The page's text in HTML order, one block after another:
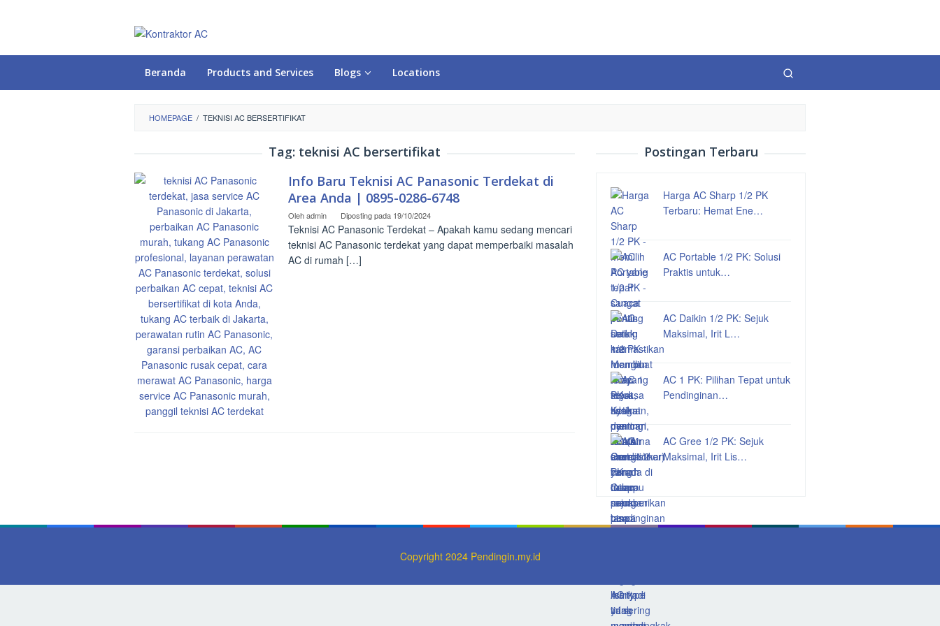
Beranda Products and Services Blogs Locations
HOMEPAGE / TEKNISI AC BERSERTIFIKAT
Tag: teknisi AC bersertifikat
Info Baru Teknisi AC Panasonic Terdekat di
Area Anda | 0895-0286-6748
Olehadmin Diposting pada 19/10/2024
Teknisi AC Panasonic Terdekat – Apakah kamu sedang mencari
teknisi AC Panasonic terdekat yang dapat memperbaiki masalah
AC di rumah […]
Postingan Terbaru
Harga AC Sharp 1/2 PK
Terbaru: Hemat Ene…
AC Portable 1/2 PK: Solusi
Praktis untuk…
AC Daikin 1/2 PK: Sejuk
Maksimal, Irit L…
AC 1 PK: Pilihan Tepat untuk
Pendinginan…
AC Gree 1/2 PK: Sejuk
Maksimal, Irit Lis…
Copyright 2024 Pendingin.my.id